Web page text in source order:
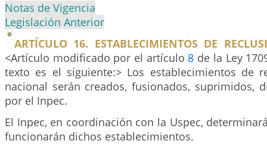
Notas de Vigencia
Legislación Anterior
ARTÍCULO 16. ESTABLECIMIENTOS DE
<Artículo modificado por el artículo 8 de la Ley
texto es el siguiente:> Los establecimientos de
nacional serán creados, fusionados, suprimidos,
por el Inpec.
El Inpec, en coordinación con la Uspec,
funcionarán dichos establecimientos.